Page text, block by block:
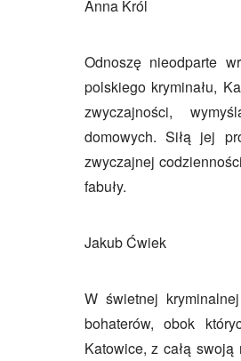
Anna Król
Odnoszę nieodparte
polskiego kryminału,
zwyczajności,
domowych. Siłą jej
zwyczajnej
fabuły.
Jakub Ćwiek
W świetnej
bohaterów, obok
Katowice, z całą